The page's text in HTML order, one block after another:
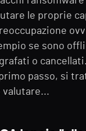
le proprie
se sono
o
passo, si
valutare...